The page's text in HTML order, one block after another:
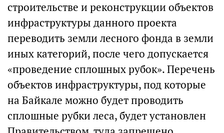
строительстве и реконструкции объектов
инфраструктуры данного проекта
переводить земли лесного фонда в земли
иных категорий, после чего допускается
«проведение сплошных рубок». Перечень
объектов инфраструктуры, под которые
на Байкале можно будет проводить
сплошные рубки леса, будет установлен